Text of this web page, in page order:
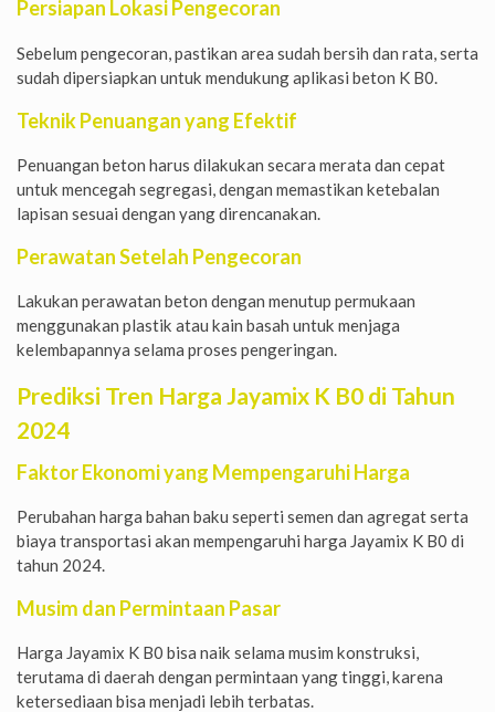
Persiapan Lokasi Pengecoran
Sebelum pengecoran, pastikan area sudah bersih dan rata, serta
sudah dipersiapkan untuk mendukung aplikasi beton K B0.
Teknik Penuangan yang Efektif
Penuangan beton harus dilakukan secara merata dan cepat
untuk mencegah segregasi, dengan memastikan ketebalan
lapisan sesuai dengan yang direncanakan.
Perawatan Setelah Pengecoran
Lakukan perawatan beton dengan menutup permukaan
menggunakan plastik atau kain basah untuk menjaga
kelembapannya selama proses pengeringan.
Prediksi Tren Harga Jayamix K B0 di Tahun
2024
Faktor Ekonomi yang Mempengaruhi Harga
Perubahan harga bahan baku seperti semen dan agregat serta
biaya transportasi akan mempengaruhi harga Jayamix K B0 di
tahun 2024.
Musim dan Permintaan Pasar
Harga Jayamix K B0 bisa naik selama musim konstruksi,
terutama di daerah dengan permintaan yang tinggi, karena
ketersediaan bisa menjadi lebih terbatas.